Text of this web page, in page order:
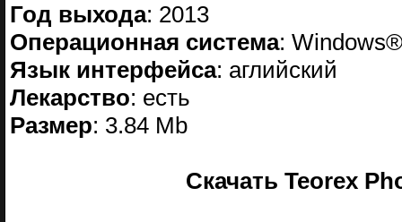
Год выхода: 2013
Операционная система:
Язык интерфейса: аглийский
Лекарство: есть
Размер: 3.84 Mb
Скачать Teorex